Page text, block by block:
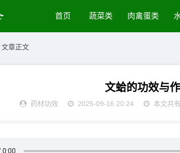
首页 蔬菜类 肉禽蛋类
文章正文
文蛤的功效与
药材功效 2025-09-16 20:24 本文共